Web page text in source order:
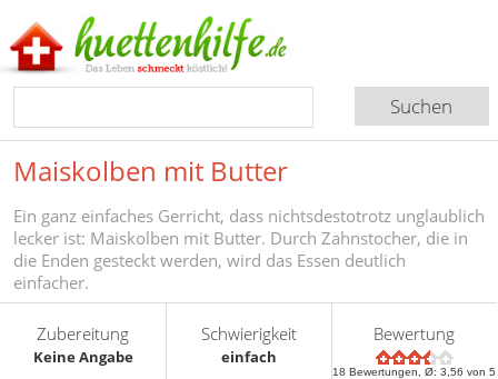
Maiskolben mit Butter
Ein ganz einfaches Gerricht, dass nichtsdestotrotz unglaublich
lecker ist: Maiskolben mit Butter. Durch Zahnstocher, die in
die Enden gesteckt werden, wird das Essen deutlich
einfacher.
Zubereitung
Keine Angabe
Schwierigkeit
einfach
Bewertung
18 Bewertungen, Ø:3,56 von 5